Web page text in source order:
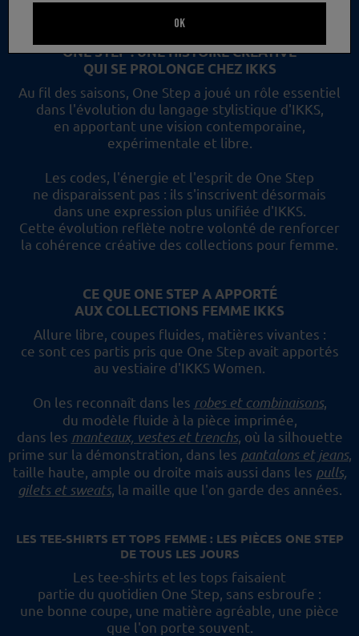
ONE STEP : UNE HISTOIRE CRÉATIVE
QUI SE PROLONGE CHEZ IKKS
Au fil des saisons, One Step a joué un rôle essentiel
dans l'évolution du langage stylistique d'IKKS,
en apportant une vision contemporaine,
expérimentale et libre.
Les codes, l'énergie et l'esprit de One Step
ne disparaissent pas : ils s'inscrivent désormais
dans une expression plus unifiée d'IKKS.
Cette évolution reflète notre volonté de renforcer
la cohérence créative des collections pour femme.
CE QUE ONE STEP A APPORTÉ
AUX COLLECTIONS FEMME IKKS
Allure libre, coupes fluides, matières vivantes :
ce sont ces partis pris que One Step avait apportés
au vestiaire d'IKKS Women.
On les reconnaît dans les robes et combinaisons,
du modèle fluide à la pièce imprimée,
dans les manteaux, vestes et trenchs, où la silhouette
prime sur la démonstration, dans les pantalons et jeans,
taille haute, ample ou droite mais aussi dans les pulls,
gilets et sweats, la maille que l'on garde des années.
LES TEE-SHIRTS ET TOPS FEMME : LES PIÈCES ONE STEP
DE TOUS LES JOURS
Les tee-shirts et les tops faisaient
partie du quotidien One Step, sans esbroufe :
une bonne coupe, une matière agréable, une pièce
que l'on porte souvent.
OK